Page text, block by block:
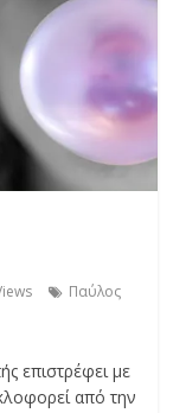
Παύλος
επιστρέφει με
από την